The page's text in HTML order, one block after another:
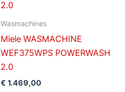
Wasmachines
Miele WASMACHINE
WEF375WPS POWERWASH
2.0
€ 1.469,00